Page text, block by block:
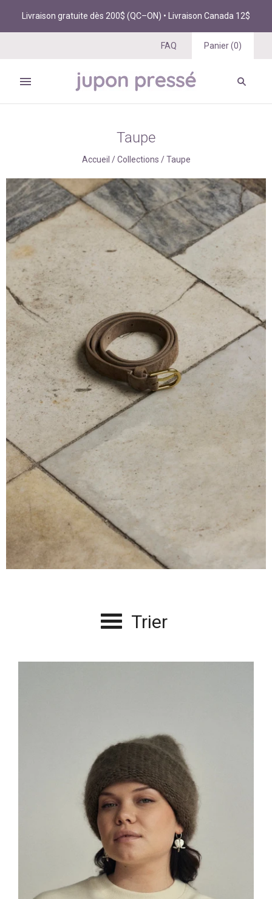
Livraison gratuite dès 200$ (QC–ON) • Livraison Canada 12$
FAQ Panier(0)
Taupe
Accueil / Collections / Taupe
Trier